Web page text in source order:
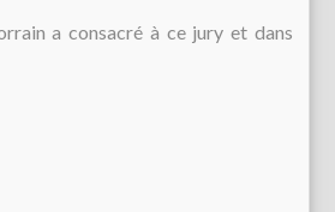
a consacré à ce jury et dans